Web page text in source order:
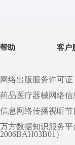
帮助 客户
网络出版服务许可
药品医疗器械网络信
信息网络传播视听节
万方数据知识服务平
2006BAH03B01）